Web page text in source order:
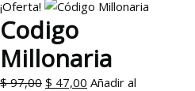
¡Oferta!
Codigo
Millonaria
$97,00 El
$ 47,00 El
Añadir al